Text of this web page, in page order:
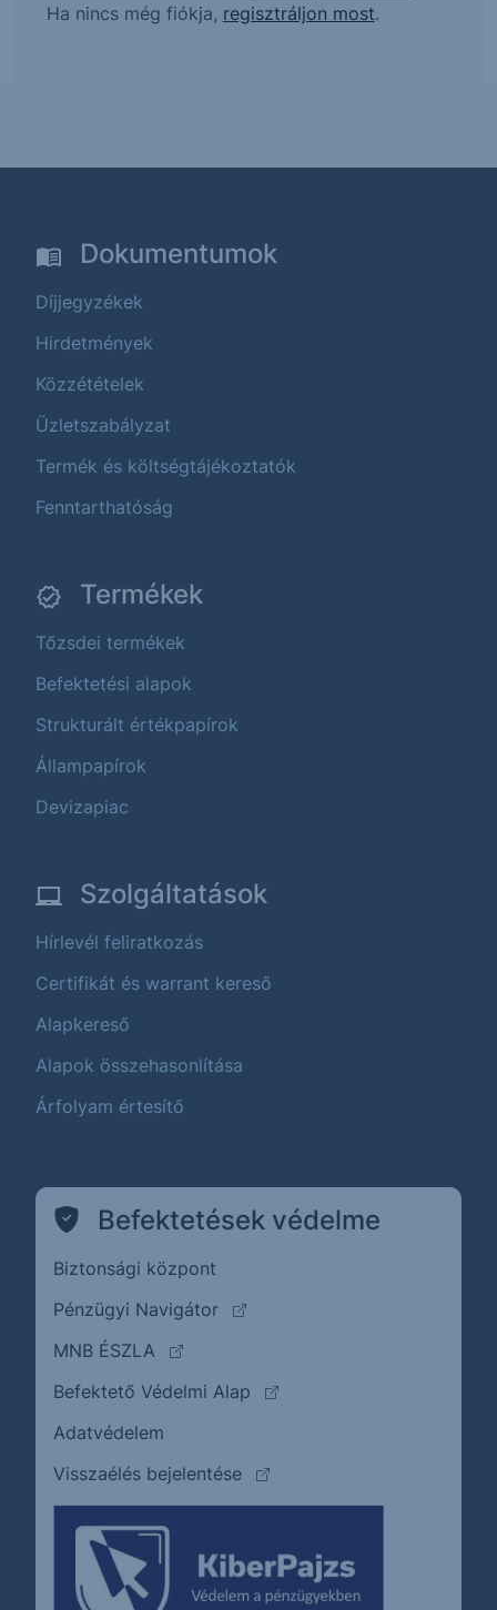
Ha nincs még fiókja, regisztráljon most.
Dokumentumok
Díjjegyzékek
Hirdetmények
Közzétételek
Üzletszabályzat
Termék és költségtájékoztatók
Fenntarthatóság
Termékek
Tőzsdei termékek
Befektetési alapok
Strukturált értékpapírok
Állampapírok
Devizapiac
Szolgáltatások
Hírlevél feliratkozás
Certifikát és warrant kereső
Alapkereső
Alapok összehasonlítása
Árfolyam értesítő
Befektetések védelme
Biztonsági központ
Pénzügyi Navigátor
(külső oldalra ugrik)
MNB ÉSZLA
(külső oldalra ugrik)
Befektető Védelmi Alap
(külső oldalra ugrik)
Adatvédelem
Visszaélés bejelentése
(külső oldalra ugrik)